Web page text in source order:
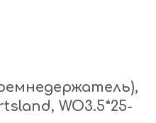
WO3.5*25-